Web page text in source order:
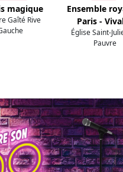
magique
Gaîté Rive
Ensemble
Paris -
Église Saint-
Pauvre